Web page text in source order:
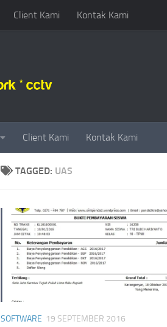
Client Kami Kontak Kami
Client Kami Kontak Kami
TAGGED: UAS
SOFTWARE 19 SEPTEMBER 2016